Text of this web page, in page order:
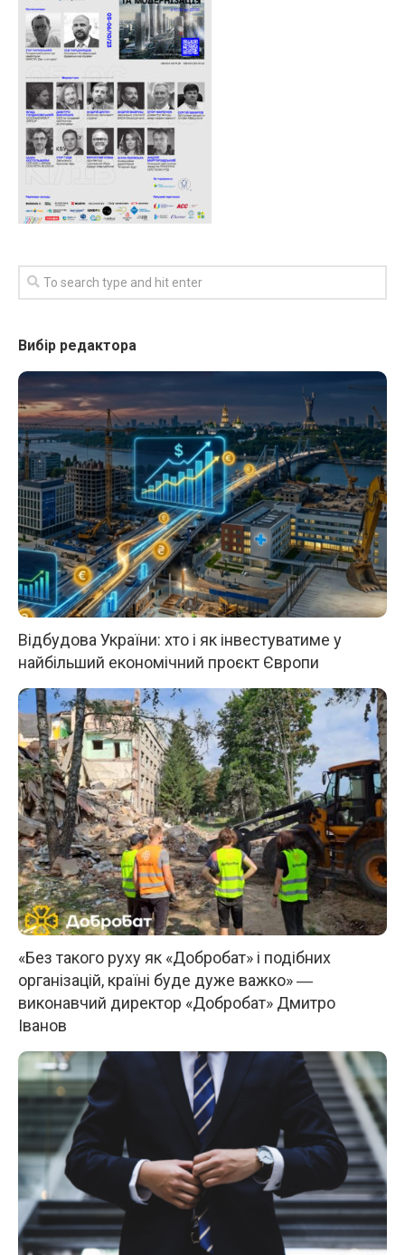
Вибір редактора
Відбудова України: хто і як інвестуватиме у
найбільший економічний проєкт Європи
«Без такого руху як «Добробат» і подібних
організацій, країні буде дуже важко» ―
виконавчий директор «Добробат» Дмитро
Іванов